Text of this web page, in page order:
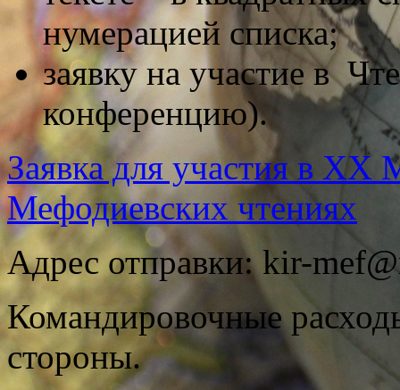
нумерацией списка;
заявку на участие в
конференцию).
Заявка для участия в
Мефодиевских чтениях
Адрес отправки: kir-
Командировочные
стороны.